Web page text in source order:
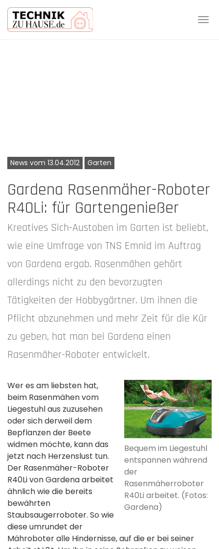
News vom 13.04.2012 Garten
Gardena Rasenmäher-Roboter
R40Li: für Gartengenießer
Kreatives Sich-Austoben im Garten ist beliebt,
wie eine Umfrage von TNS Emnid im Auftrag
von Gardena ergab. Rasenmähen gehört
allerdings nicht zu den bevorzugten
Tätigkeiten der Hobbygärtner. Um ihnen die
Pflicht abzunehmen und mehr Zeit für die Kür
zu geben, hat man bei Gardena einen
Rasenmäher-Roboter entwickelt.
Bequem im Liegestuhl
entspannen während
der
Rasenmäherroboter
R40Li arbeitet. (Fotos:
Gardena)
Wer es am liebsten hat,
beim Rasenmähen vom
Liegestuhl aus zuzusehen
oder sich derweil dem
Bepflanzen der Beete
widmen möchte, kann das
jetzt nach Herzenslust tun.
Der Rasenmäher-Roboter
R40Li von Gardena arbeitet
ähnlich wie die bereits
bewährten
Staubsaugerroboter. So wie
diese umrundet der
Mähroboter alle Hindernisse, auf die er bei seiner